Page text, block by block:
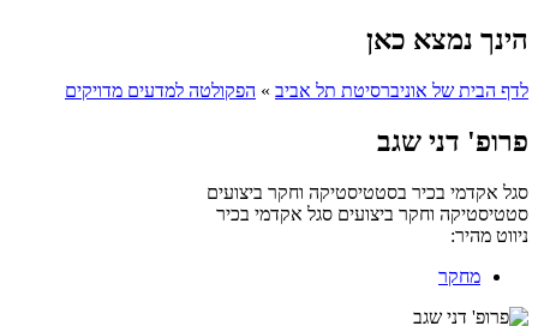
הינך נמצא כאן
לדף הבית של אוניברסיטת תל אביב » הפקולטה למדעים מדויקים
פרופ' דני שגב
סגל אקדמי בכיר בסטטיסטיקה וחקר ביצועים
סטטיסטיקה וחקר ביצועים סגל אקדמי בכיר
ניווט מהיר:
מחקר